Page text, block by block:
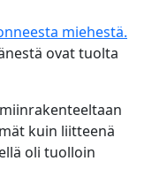
miehestä.
ovat tuolta
kuin liitteenä
oli tuolloin